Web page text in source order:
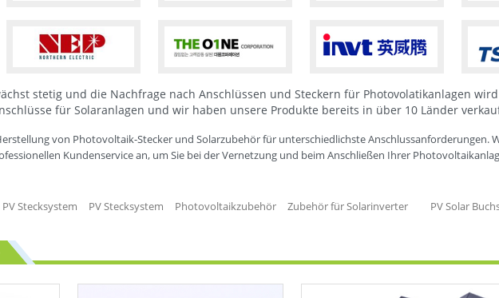
stetig und die Nachfrage nach Anschlüssen und Steckern für Photovolatikanlagen
für Solaranlagen und wir haben unsere Produkte bereits in über 10 Länder
von Photovoltaik-Stecker und Solarzubehör für unterschiedlichste Anschlussanforderungen.
Kundenservice an, um Sie bei der Vernetzung und beim Anschließen Ihrer
PV Stecksystem PV Stecksystem Photovoltaikzubehör Zubehör für Solarinverter PV Solar